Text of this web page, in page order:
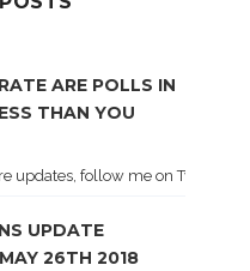
ARE POLLS IN
THAN YOU
updates, follow me on Twitter .
UPDATE
26TH 2018